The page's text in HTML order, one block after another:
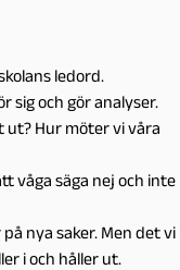
ledord.
sig och gör analyser.
ut? Hur möter vi våra
våga säga nej och inte
nya saker. Men det vi
i och håller ut.